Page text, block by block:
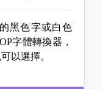
黑色字或白色
字體轉換器，
以選擇。